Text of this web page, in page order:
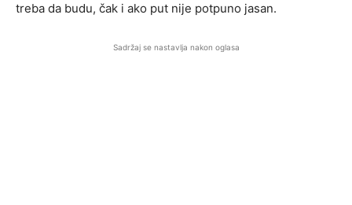
treba da budu, čak i ako put nije potpuno jasan.
Sadržaj se nastavlja nakon oglasa